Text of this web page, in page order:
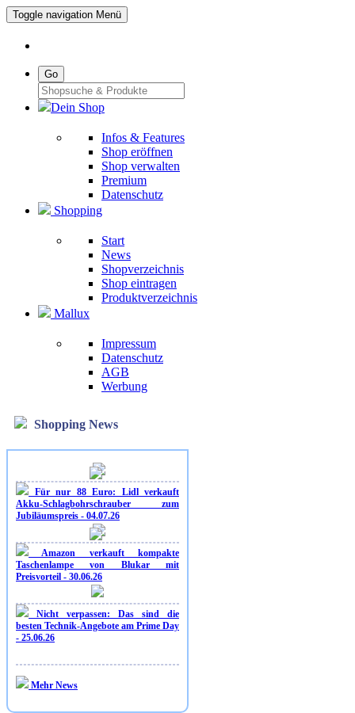
Toggle navigation Menü
Go
Dein Shop
Infos & Features
Shop eröffnen
Shop verwalten
Premium
Datenschutz
Shopping
Start
News
Shopverzeichnis
Shop eintragen
Produktverzeichnis
Mallux
Impressum
Datenschutz
AGB
Werbung
Shopping News
Für nur 88 Euro: Lidl verkauft
Akku-Schlagbohrschrauber zum
Jubiläumspreis - 04.07.26
Amazon verkauft kompakte
Taschenlampe von Blukar mit
Preisvorteil - 30.06.26
Nicht verpassen: Das sind die
besten Technik-Angebote am Prime Day
- 25.06.26
Mehr News